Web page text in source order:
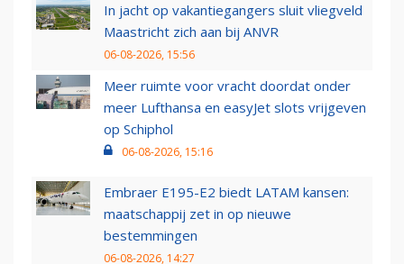
In jacht op vakantiegangers sluit vliegveld
Maastricht zich aan bij ANVR
06-08-2026, 15:56
Meer ruimte voor vracht doordat onder
meer Lufthansa en easyJet slots vrijgeven
op Schiphol
06-08-2026, 15:16
Embraer E195-E2 biedt LATAM kansen:
maatschappij zet in op nieuwe
bestemmingen
06-08-2026, 14:27